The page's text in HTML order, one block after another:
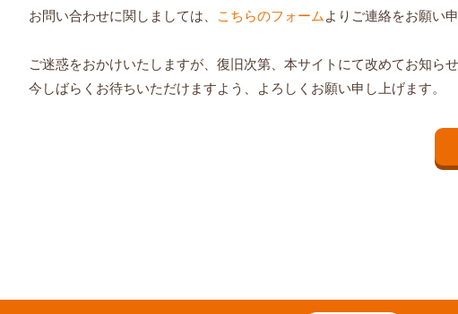
お問い合わせに関しましては、
こちらのフォーム よりご連絡をお願い
ご迷惑をおかけいたしますが、復旧次第、本サイトにて改めてお知らせ
今しばらくお待ちいただけますよう、よろしくお願い申し上げます。